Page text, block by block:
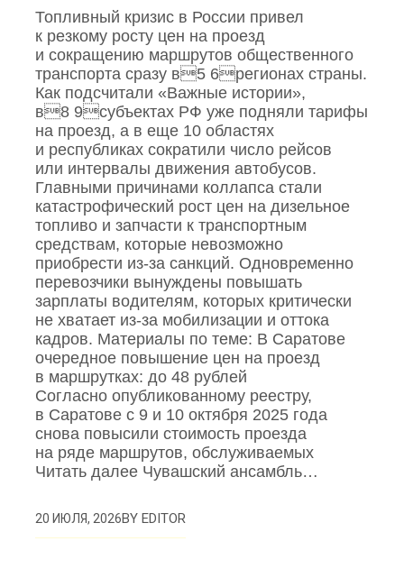
Топливный кризис в России привел
к резкому росту цен на проезд
и сокращению маршрутов общественного
транспорта сразу в5 6регионах страны.
Как подсчитали «Важные истории»,
в8 9субъектах РФ уже подняли тарифы
на проезд, а в еще 10 областях
и республиках сократили число рейсов
или интервалы движения автобусов.
Главными причинами коллапса стали
катастрофический рост цен на дизельное
топливо и запчасти к транспортным
средствам, которые невозможно
приобрести из‑за санкций. Одновременно
перевозчики вынуждены повышать
зарплаты водителям, которых критически
не хватает из‑за мобилизации и оттока
кадров. Материалы по теме: В Саратове
очередное повышение цен на проезд
в маршрутках: до 48 рублей
Согласно опубликованному реестру,
в Саратове с 9 и 10 октября 2025 года
снова повысили стоимость проезда
на ряде маршрутов, обслуживаемых
Читать далее Чувашский ансамбль…
20 ИЮЛЯ, 2026BYEDITOR